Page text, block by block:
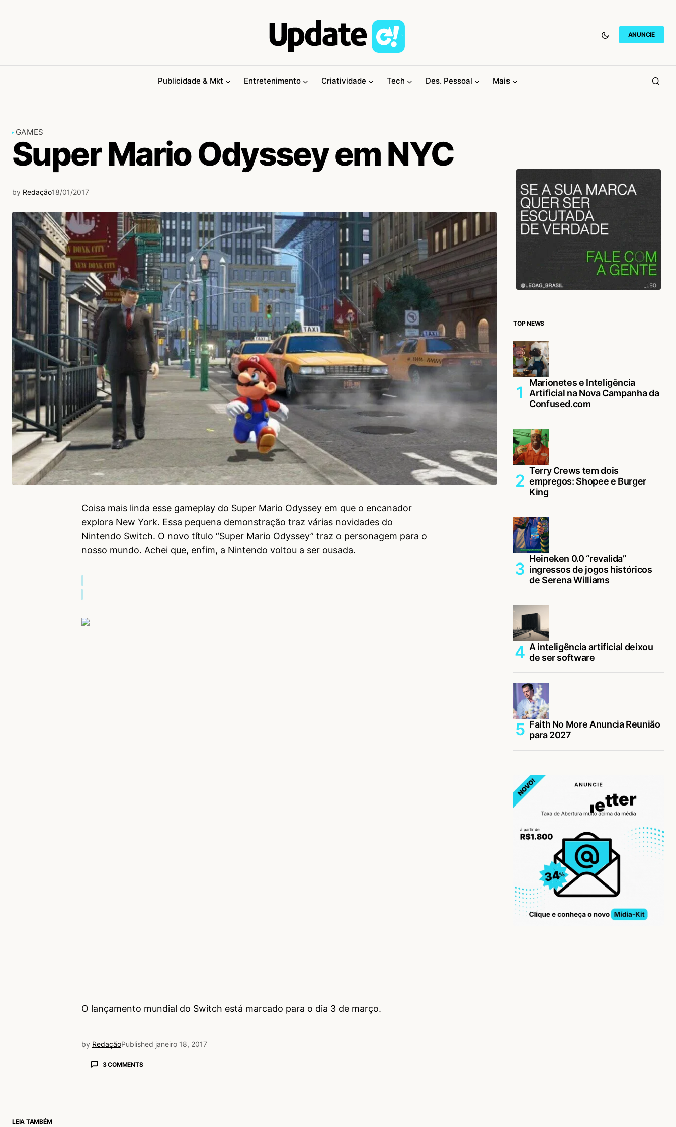
ANUNCIE
Publicidade & Mkt Entretenimento Criatividade Tech Des. Pessoal Mais
GAMES
Super Mario Odyssey em NYC
by Redação18/01/2017
Coisa mais linda esse gameplay do Super Mario Odyssey em que o encanador
explora New York. Essa pequena demonstração traz várias novidades do
Nintendo Switch. O novo título “Super Mario Odyssey” traz o personagem para o
nosso mundo. Achei que, enfim, a Nintendo voltou a ser ousada.
O lançamento mundial do Switch está marcado para o dia 3 de março.
by RedaçãoPublished janeiro 18, 2017
3 COMMENTS
LEIA TAMBÉM
TOP NEWS
Marionetes e Inteligência
Artificial na Nova Campanha da
Confused.com
Terry Crews tem dois
empregos: Shopee e Burger
King
Heineken 0.0 “revalida”
ingressos de jogos históricos
de Serena Williams
A inteligência artificial deixou
de ser software
Faith No More Anuncia Reunião
para 2027